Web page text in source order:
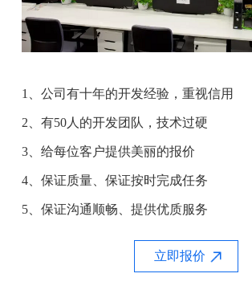
1、公司有十年的开发经验，重视信用
2、有50人的开发团队，技术过硬
3、给每位客户提供美丽的报价
4、保证质量、保证按时完成任务
5、保证沟通顺畅、提供优质服务
立即报价